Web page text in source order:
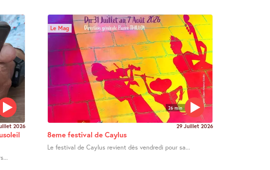
2026
26 min
Le Mag
29 Juillet 2026
8eme festival de Caylus
Le festival de Caylus revient dès vendredi pour sa...